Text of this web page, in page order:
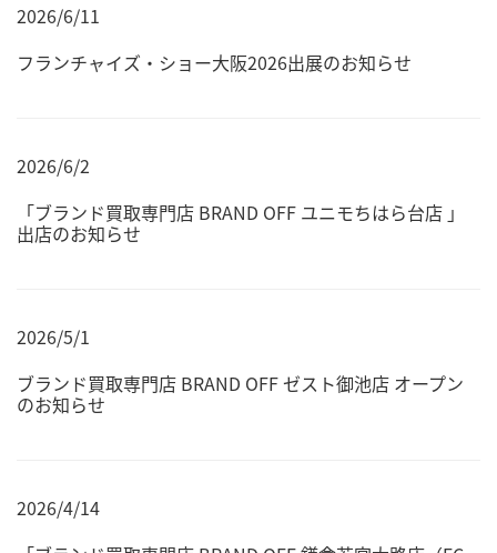
2026/6/11
フランチャイズ・ショー大阪2026出展のお知らせ
2026/6/2
「ブランド買取専門店 BRAND OFF ユニモちはら台店 」
出店のお知らせ
2026/5/1
ブランド買取専門店 BRAND OFF ゼスト御池店 オープン
のお知らせ
2026/4/14